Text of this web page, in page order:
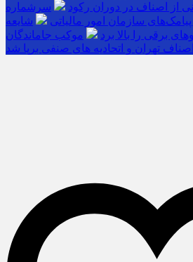
از اصناف در دوران رکود
سرشماره «MALIAT»
سازمان امور مالیاتی
شایعه
برقی را بالا برد
موکب جاماندگان
اصناف تهران و اتحادیه های صنفی برپا شد